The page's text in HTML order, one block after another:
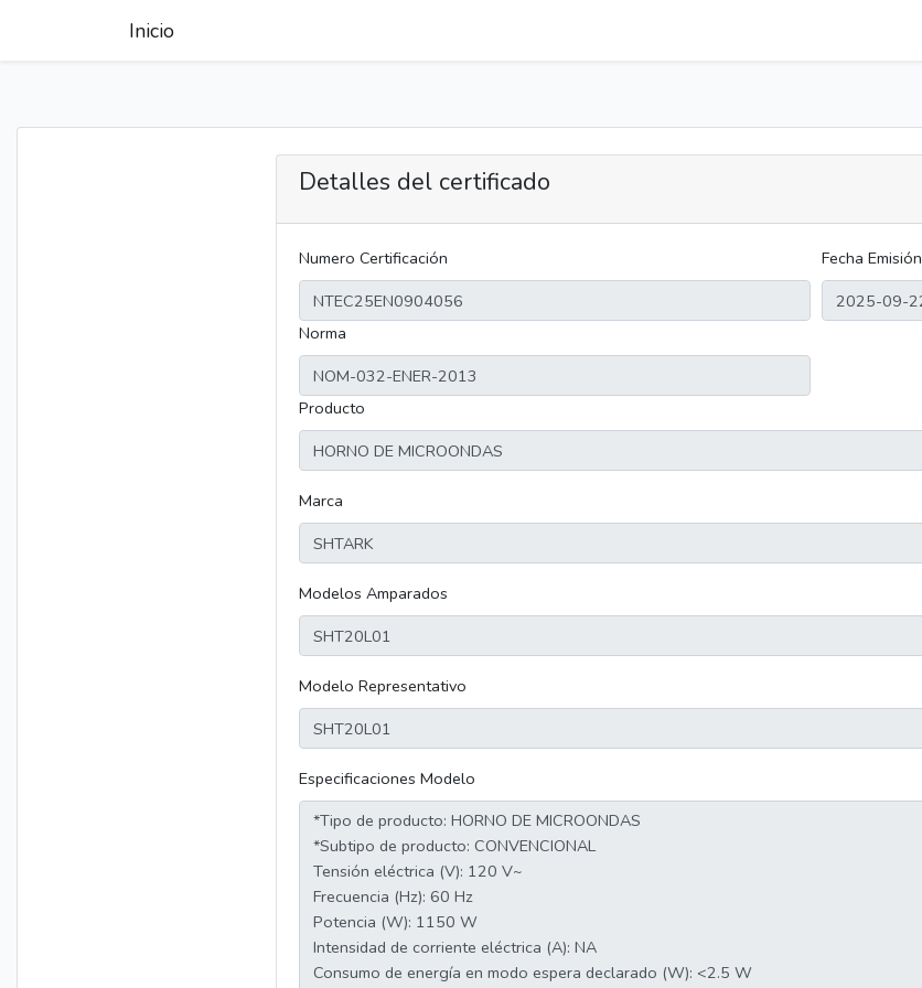
Inicio
Detalles del certificado
Numero Certificación Fecha Emisión
Norma
Producto
Marca
Modelos Amparados
Modelo Representativo
Especificaciones Modelo